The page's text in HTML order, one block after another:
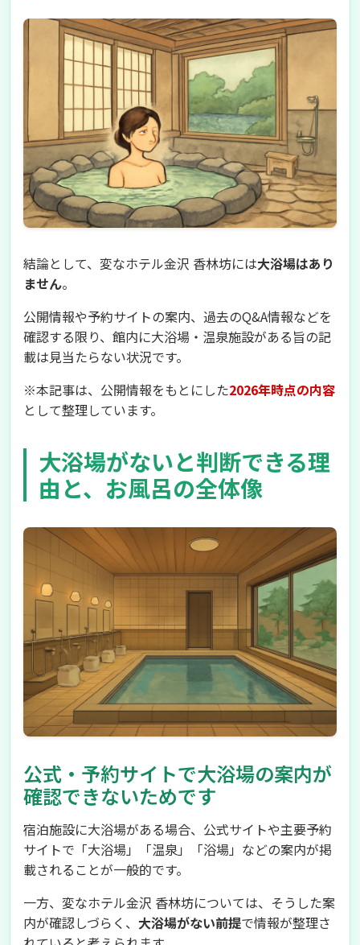
結論として、変なホテル金沢 香林坊には大浴場はあり
ません。
公開情報や予約サイトの案内、過去のQ&A情報などを
確認する限り、館内に大浴場・温泉施設がある旨の記
載は見当たらない状況です。
※本記事は、公開情報をもとにした2026年時点の内容
として整理しています。
大浴場がないと判断できる理
由と、お風呂の全体像
公式・予約サイトで大浴場の案内が
確認できないためです
宿泊施設に大浴場がある場合、公式サイトや主要予約
サイトで「大浴場」「温泉」「浴場」などの案内が掲
載されることが一般的です。
一方、変なホテル金沢 香林坊については、そうした案
内が確認しづらく、 大浴場がない前提で情報が整理さ